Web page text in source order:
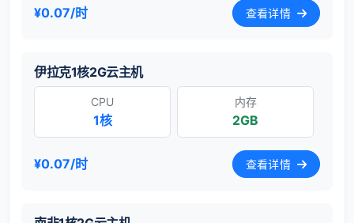
¥0.07/时 查看详情
伊拉克1核2G云主机
CPU
1核
内存
2GB
¥0.07/时 查看详情